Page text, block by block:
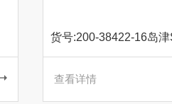
查看详情